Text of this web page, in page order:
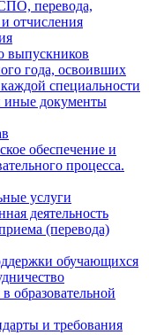
перевода,
отчисления
выпускников
года, освоивших
специальности
иные документы
обеспечение и
процесса.
услуги
деятельность
(перевода)
обучающихся
образовательной
и требования